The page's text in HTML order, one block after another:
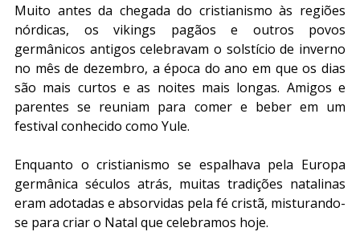
Muito antes da chegada do cristianismo às regiões
nórdicas, os vikings pagãos e outros povos
germânicos antigos celebravam o solstício de inverno
no mês de dezembro, a época do ano em que os dias
são mais curtos e as noites mais longas. Amigos e
parentes se reuniam para comer e beber em um
festival conhecido como Yule.
Enquanto o cristianismo se espalhava pela Europa
germânica séculos atrás, muitas tradições natalinas
eram adotadas e absorvidas pela fé cristã, misturando-
se para criar o Natal que celebramos hoje.